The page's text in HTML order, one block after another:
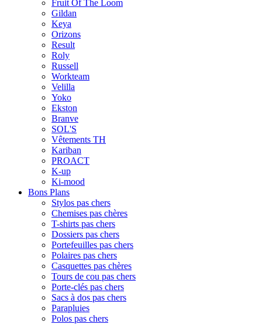
Fruit Of The Loom
Gildan
Keya
Orizons
Result
Roly
Russell
Workteam
Velilla
Yoko
Ekston
Branve
SOL'S
Vêtements TH
Kariban
PROACT
K-up
Ki-mood
Bons Plans
Stylos pas chers
Chemises pas chères
T-shirts pas chers
Dossiers pas chers
Portefeuilles pas chers
Polaires pas chers
Casquettes pas chères
Tours de cou pas chers
Porte-clés pas chers
Sacs à dos pas chers
Parapluies
Polos pas chers